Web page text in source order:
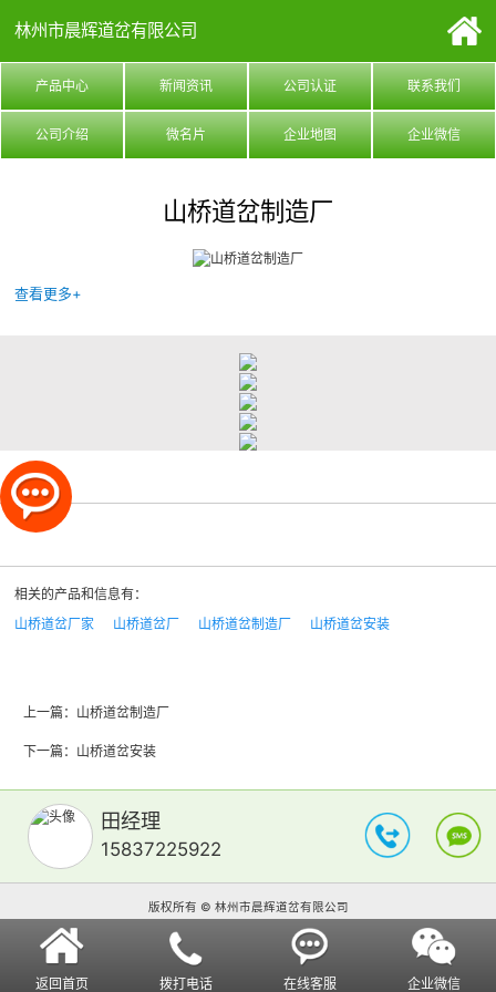
林州市晨辉道岔有限公司
产品中心 新闻资讯 公司认证 联系我们
公司介绍 微名片 企业地图 企业微信
山桥道岔制造厂
查看更多+
相关的产品和信息有：
山桥道岔厂家
山桥道岔厂 山桥道岔制造厂 山桥道岔安装
上一篇： 山桥道岔制造厂
下一篇： 山桥道岔安装
田经理
15837225922
版权所有 © 林州市晨辉道岔有限公司
返回首页 拨打电话 在线客服 企业微信